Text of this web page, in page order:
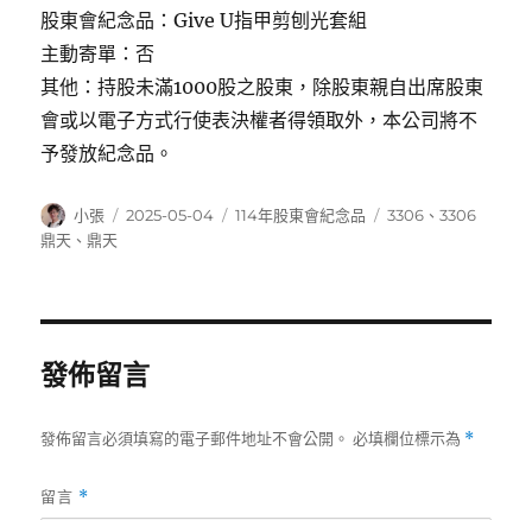
股東會紀念品：Give U指甲剪刨光套組
主動寄單：否
其他：持股未滿1000股之股東，除股東親自出席股東
會或以電子方式行使表決權者得領取外，本公司將不
予發放紀念品。
作
者
小張
發
2025-05-04
分
114年股東會紀念品
標
3306 、3306
鼎天 、鼎天
發佈留言
發佈留言必須填寫的電子郵件地址不會公開。 必填欄位標示為 *
留言 *